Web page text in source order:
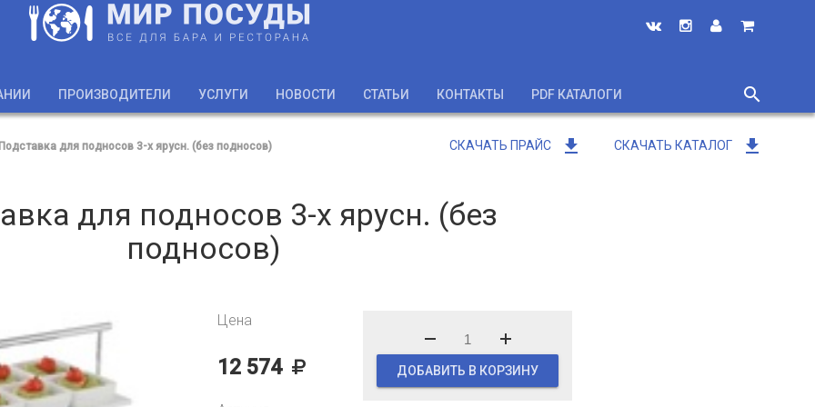
ПРОИЗВОДИТЕЛИ УСЛУГИ НОВОСТИ СТАТЬИ КОНТАКТЫ PDF КАТАЛОГИ
search
close
СКАЧАТЬ ПРАЙС get_app СКАЧАТЬ КАТАЛОГ get_app
Подставка для подносов 3-х ярусн. (без подносов)
для подносов 3-х ярусн. (без
подносов)
Цена
12 574 ДОБАВИТЬ В КОРЗИНУ